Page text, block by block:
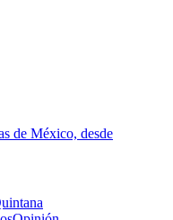
de México, desde